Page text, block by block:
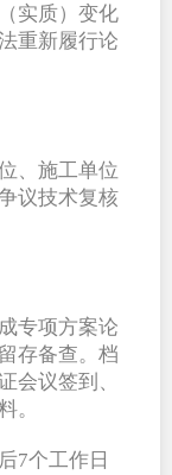
实质）变化
重新履行论
、施工单位
议技术复核
专项方案论
存备查。档
会议签到、
。
7个工作日